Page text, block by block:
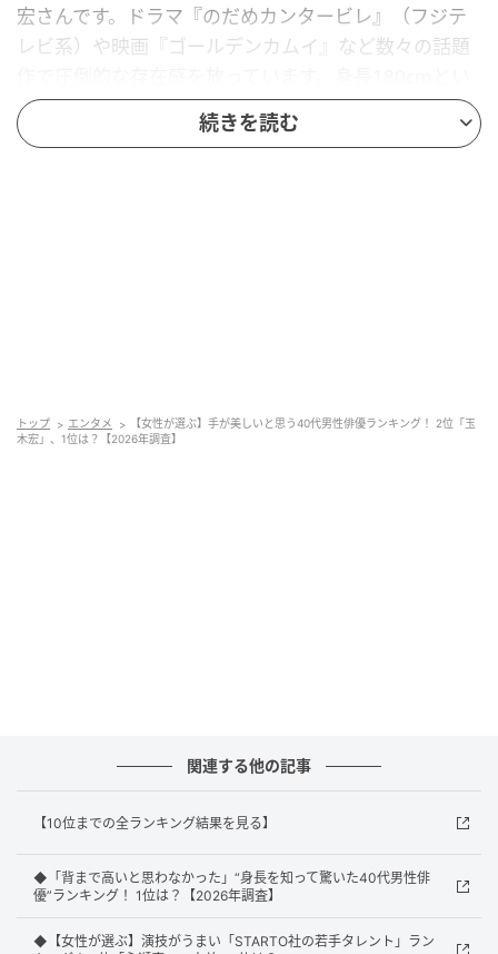
宏さんです。ドラマ『のだめカンタービレ』（フジテ
レビ系）や映画『ゴールデンカムイ』など数々の話題
う抜群のスタイルにふさわしく、彼の「手」も非常に
大きくて男らしい骨格をしています。それでいて指先
「適度に男らしい指できれいだと思います」（50代女
激戦を制して見事1位に輝いたのは、福島県出身のディ
ーン・フジオカさんです！アジア圏を中心にグローバ
『LOVED ONE』（フジテレビ系）やホラー映画『オラ
ン・イカン』で主演を務めるなど精力的な活動が続い
ています。アーティストとしてピアノやギターを奏でる
続きを読む
トップ エンタメ
【女性が選ぶ】手が美しいと思う40代男性俳優ランキング！ 2位「玉
木宏」、1位は？【2026年調査】
関連する他の記事
【10位までの全ランキング結果を見る】
◆「背まで高いと思わなかった」“身長を知って驚いた40代男性俳
優”ランキング！ 1位は？【2026年調査】
◆【女性が選ぶ】演技がうまい「STARTO社の若手タレント」ラン